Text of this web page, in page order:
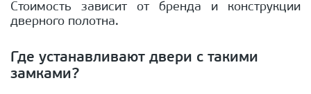
Стоимость зависит от бренда и конструкции
дверного полотна.
Где устанавливают двери с такими
замками?